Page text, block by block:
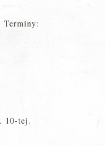
Terminy:
10-tej.